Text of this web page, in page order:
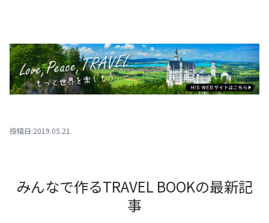
投稿日:2019.05.21
みんなで作るTRAVEL BOOKの最新記
事